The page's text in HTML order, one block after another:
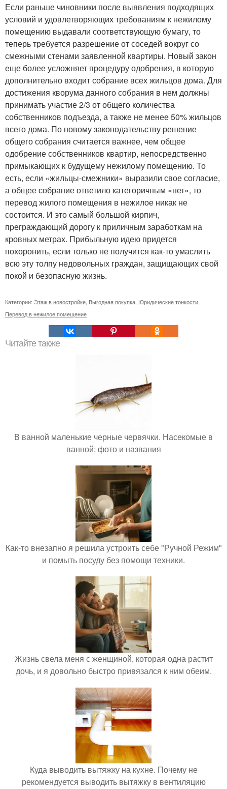
Если раньше чиновники после выявления подходящих
условий и удовлетворяющих требованиям к нежилому
помещению выдавали соответствующую бумагу, то
теперь требуется разрешение от соседей вокруг со
смежными стенами заявленной квартиры. Новый закон
еще более усложняет процедуру одобрения, в которую
дополнительно входит собрание всех жильцов дома. Для
достижения кворума данного собрания в нем должны
принимать участие 2/3 от общего количества
собственников подъезда, а также не менее 50% жильцов
всего дома. По новому законодательству решение
общего собрания считается важнее, чем общее
одобрение собственников квартир, непосредственно
примыкающих к будущему нежилому помещению. То
есть, если «жильцы-смежники» выразили свое согласие,
а общее собрание ответило категоричным «нет», то
перевод жилого помещения в нежилое никак не
состоится. И это самый большой кирпич,
преграждающий дорогу к приличным заработкам на
кровных метрах. Прибыльную идею придется
похоронить, если только не получится как-то умаслить
всю эту толпу недовольных граждан, защищающих свой
покой и безопасную жизнь.
Категории: Этаж в новостройке Выгодная покупка Юридические тонкости
Перевод в нежилое помещение
Читайте также
В ванной маленькие черные червячки. Насекомые в
ванной: фото и названия
Как-то внезапно я решила устроить себе "Ручной Режим"
и помыть посуду без помощи техники.
Жизнь свела меня с женщиной, которая одна растит
дочь, и я довольно быстро привязался к ним обеим.
Куда выводить вытяжку на кухне. Почему не
рекомендуется выводить вытяжку в вентиляцию